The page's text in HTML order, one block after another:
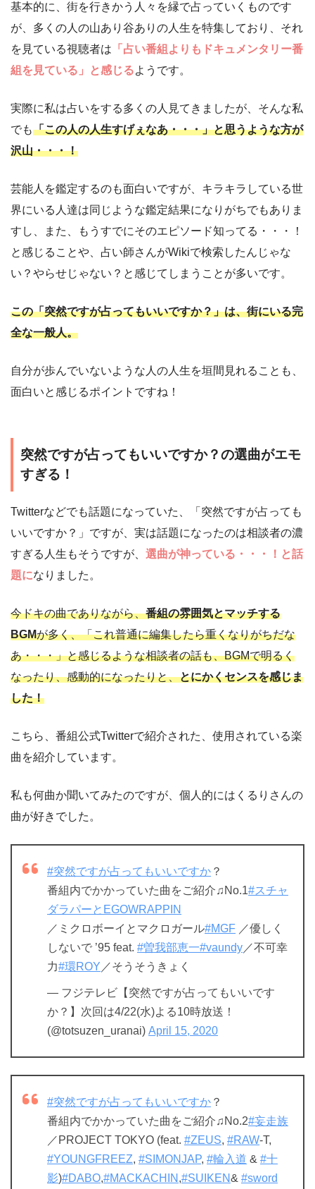
基本的に、街を行きかう人々を縁で占っていくものです
が、多くの人の山あり谷ありの人生を特集しており、それ
を見ている視聴者は 「占い番組よりもドキュメンタリー番
組を見ている」と感じるようです。
実際に私は占いをする多くの人見てきましたが、そんな私
でも「この人の人生すげぇなあ・・・」と思うような方が
沢山・・・！
芸能人を鑑定するのも面白いですが、キラキラしている世
界にいる人達は同じような鑑定結果になりがちでもありま
すし、また、もうすでにそのエピソード知ってる・・・！
と感じることや、占い師さんがWikiで検索したんじゃな
い？やらせじゃない？と感じてしまうことが多いです。
この「突然ですが占ってもいいですか？」は、街にいる完
全な一般人。
自分が歩んでいないような人の人生を垣間見れることも、
面白いと感じるポイントですね！
突然ですが占ってもいいですか？の選曲がエモ
すぎる！
Twitterなどでも話題になっていた、「突然ですが占っても
いいですか？」ですが、実は話題になったのは相談者の濃
すぎる人生もそうですが、 選曲が神っている・・・！と話
題になりました。
今ドキの曲でありながら、番組の雰囲気とマッチする
BGMが多く、「これ普通に編集したら重くなりがちだな
あ・・・」と感じるような相談者の話も、BGMで明るく
なったり、感動的になったりと、とにかくセンスを感じま
した！
こちら、番組公式Twitterで紹介された、使用されている楽
曲を紹介しています。
私も何曲か聞いてみたのですが、個人的にはくるりさんの
曲が好きでした。
#突然ですが占ってもいいですか ？
番組内でかかっていた曲をご紹介♫No.1#スチャ
ダラパーとEGOWRAPPIN
／ミクロボーイとマクロガール#MGF ／優しく
しないで ’95 feat. #曽我部恵一#vaundy ／不可幸
力#環ROY ／そうそうきょく
— フジテレビ【突然ですが占ってもいいです
か？】次回は4/22(水)よる10時放送！
(@totsuzen_uranai) April 15, 2020
#突然ですが占ってもいいですか ？
番組内でかかっていた曲をご紹介♫No.2#妄走族
／PROJECT TOKYO (feat. #ZEUS, #RAW-T,
#YOUNGFREEZ, #SIMONJAP, #輪入道 & #十
影)#DABO,#MACKACHIN ,#SUIKEN& #sword